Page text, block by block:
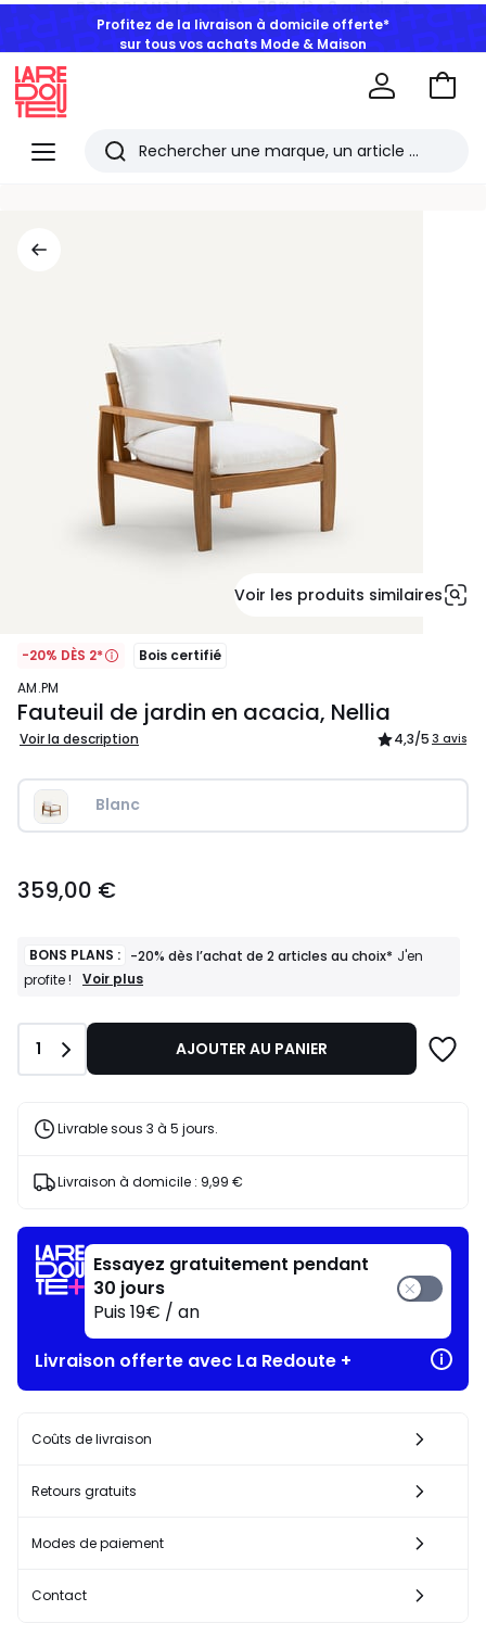
Profitez de la livraison à domicile offerte*
sur tous vos achats Mode & Maison
Menu
Redoute
Rechercher
Aller
Voir les produits similaires
-20% DÈS 2*
Bois certifié
AM.PM
Fauteuil de jardin en acacia, Nellia
Voir la description 4,3/5 3 avis
Blanc
€.
359,00 €
BONS PLANS : -20% dès l’achat de 2 articles au choix* J'en
profite !
BONS
-20%
l’achat
articles
J'en
Voir plus
Quantité
1 AJOUTER AU PANIER
Livrable sous 3 à 5 jours.
Livraison à domicile : 9,99 €
Essayez gratuitement pendant
30 jours
Puis 19€ / an
Livraison offerte avec La Redoute +
Coûts de livraison
Retours gratuits
Modes de paiement
Contact